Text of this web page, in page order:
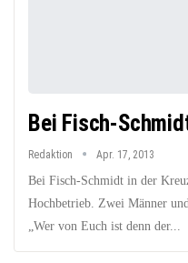
Bei Fisch-
Redaktion Apr. 17, 2013
Bei Fisch-Schmidt in der
Hochbetrieb. Zwei Männer
„Wer von Euch ist denn der...